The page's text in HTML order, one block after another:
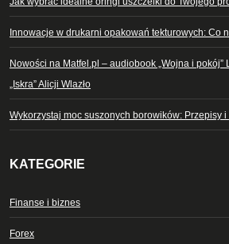
Innowacje w drukarni opakowań tekturowych: Co
Nowości na Matfel.pl – audiobook „Wojna i pokój”
„Iskra” Alicji Wlazło
Wykorzystaj moc suszonych borowików: Przepisy i
KATEGORIE
Finanse i biznes
Forex